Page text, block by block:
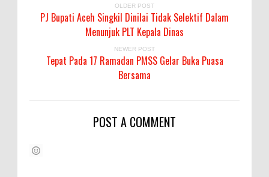
OLDER POST
PJ Bupati Aceh Singkil Dinilai Tidak Selektif Dalam
Menunjuk PLT Kepala Dinas
NEWER POST
Tepat Pada 17 Ramadan PMSS Gelar Buka Puasa
Bersama
POST A COMMENT